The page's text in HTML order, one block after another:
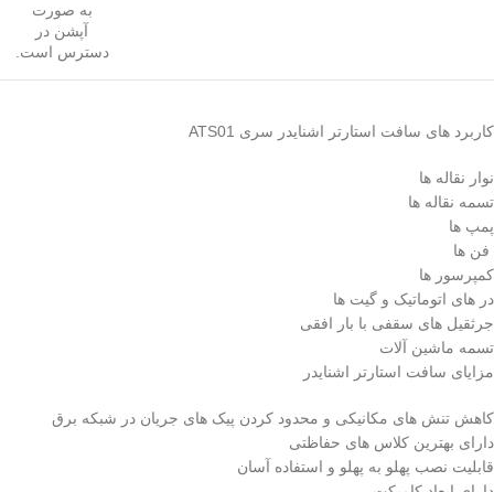
به صورت
آپشن در
دسترس است.
کاربرد های سافت استارتر اشنایدر سری ATS01
نوار نقاله ها
تسمه نقاله ها
پمپ ها
فن ها
کمپرسور ها
در های اتوماتیک و گیت ها
جرثقیل های سقفی با بار افقی
تسمه ماشین آلات
مزایای سافت استارتر اشنایدر
کاهش تنش های مکانیکی و محدود کردن پیک های جریان در شبکه برق
دارای بهترین کلاس های حفاظتی
قابلیت نصب پهلو به پهلو و استفاده آسان